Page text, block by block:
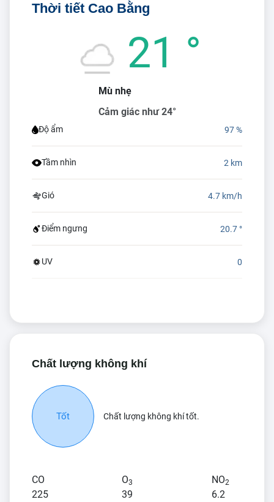
Thời tiết Cao Bằng
21 °
Mù nhẹ
Cảm giác như 24°
Độ ẩm 97 %
Tầm nhìn 2 km
Gió 4.7 km/h
Điểm ngưng 20.7 °
UV 0
Chất lượng không khí
Tốt Chất lượng không khí tốt.
CO
225
O3
39
NO2
6.2